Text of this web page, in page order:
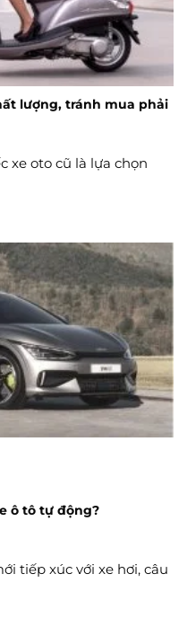
lượng, tránh mua phải
xe oto cũ là lựa chọn
ô tô tự động?
tiếp xúc với xe hơi, câu